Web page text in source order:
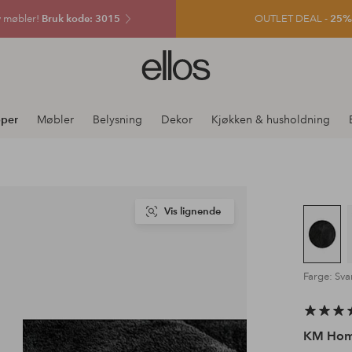
møbler! Bruk kode: 3015 OUTLET DEAL -
Ellos
logo
gå
Møbler Belysning Dekor Kjøkken & husholdning
Vis lignende
Farge:
KM